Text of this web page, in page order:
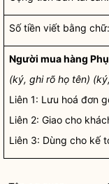
Số tiền viết bằng
Người mua hàng
(ký, ghi rõ họ tên)
Liên 1: Lưu hoá đơn
Liên 2: Giao cho
Liên 3: Dùng cho kế